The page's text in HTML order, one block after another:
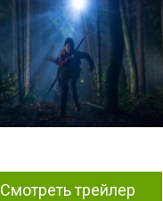
Смотреть трейлер